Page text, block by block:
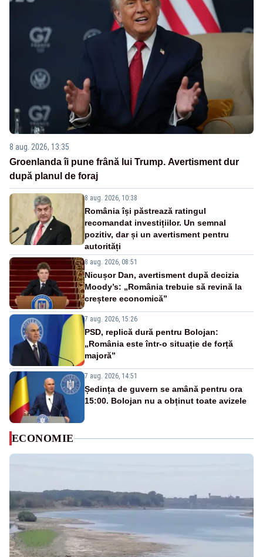
8 aug. 2026, 13:35
Groenlanda îi pune frână lui Trump. Avertisment dur
după planul de foraj
8 aug. 2026, 10:38
România își păstrează ratingul
recomandat investițiilor. Un semnal
pozitiv, dar și un avertisment pentru
autorități
8 aug. 2026, 08:51
Nicușor Dan, avertisment după decizia
Moody’s: „România trebuie să revină la
creștere economică”
7 aug. 2026, 15:26
PSD, replică dură pentru Bolojan:
„România este într-o situație de forță
majoră”
7 aug. 2026, 14:51
Ședința de guvern se amână pentru ora
15:00. Bolojan nu a obținut toate avizele
ECONOMIE